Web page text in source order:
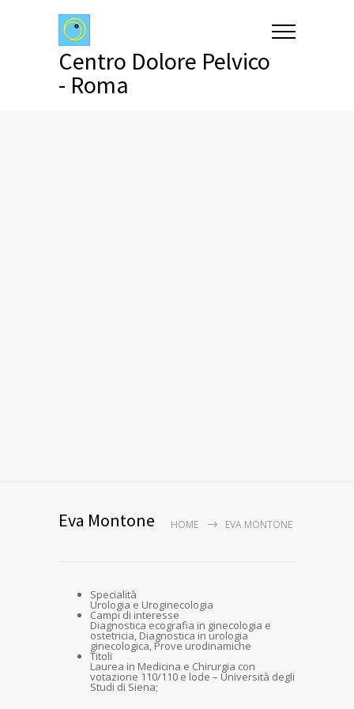
Centro Dolore Pelvico
- Roma
Eva Montone HOME EVA MONTONE
Specialità
Urologia e Uroginecologia
Campi di interesse
Diagnostica ecografia in ginecologia e
ostetricia, Diagnostica in urologia
ginecologica, Prove urodinamiche
Titoli
Laurea in Medicina e Chirurgia con
votazione 110/110 e lode – Università degli
Studi di Siena;